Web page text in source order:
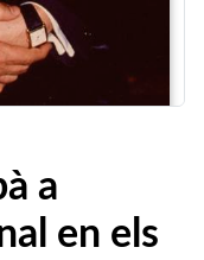
a
en els